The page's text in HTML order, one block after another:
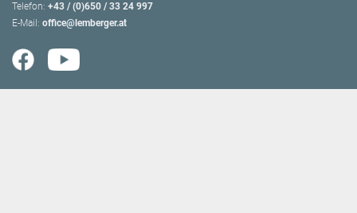
Telefon: +43 / (0)650 / 33 24 997
E-Mail: office@lemberger.at